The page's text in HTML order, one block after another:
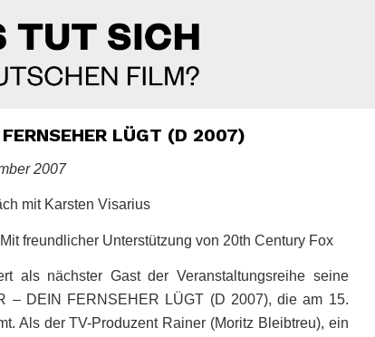
LÜGT (D 2007)
2007
mit Karsten Visarius
freundlicher Unterstützung von 20th Century Fox
als nächster Gast der Veranstaltungsreihe seine
– DEIN FERNSEHER LÜGT (D 2007), die am 15.
Als der TV-Produzent Rainer (Moritz Bleibtreu), ein